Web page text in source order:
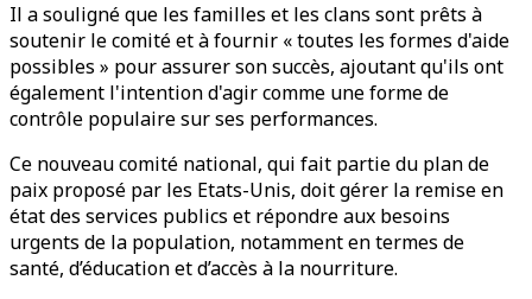
Il a souligné que les familles et les clans sont prêts à
soutenir le comité et à fournir « toutes les formes d'aide
possibles » pour assurer son succès, ajoutant qu'ils ont
également l'intention d'agir comme une forme de
contrôle populaire sur ses performances.
Ce nouveau comité national, qui fait partie du plan de
paix proposé par les Etats-Unis, doit gérer la remise en
état des services publics et répondre aux besoins
urgents de la population, notamment en termes de
santé, d’éducation et d’accès à la nourriture.